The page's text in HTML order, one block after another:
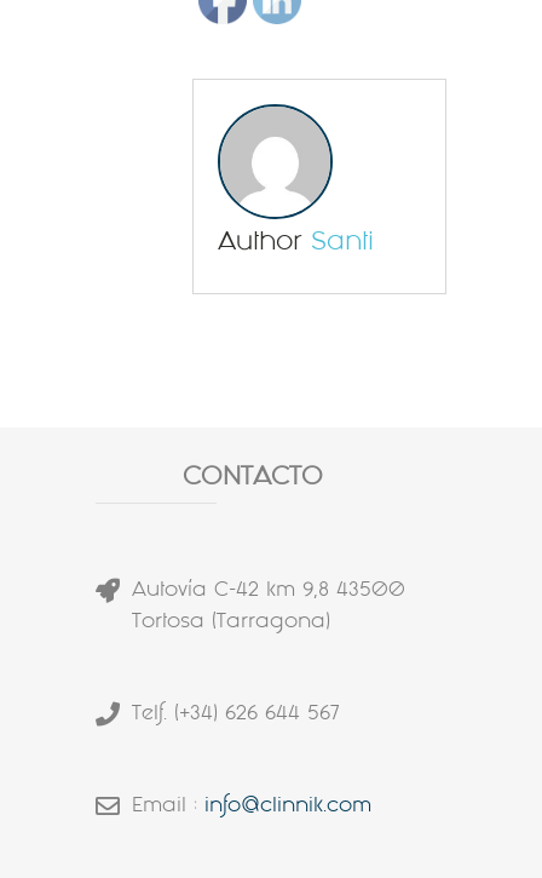
Author Santi
CONTACTO
Autovía C-42 km 9,8 43500
Tortosa (Tarragona)
Telf. (+34) 626 644 567
Email : info@clinnik.com